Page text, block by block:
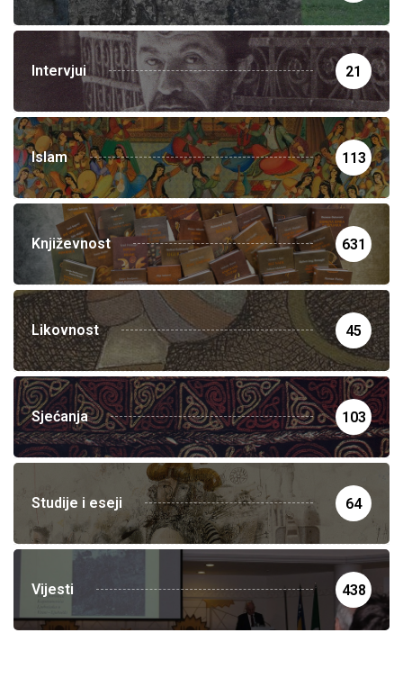
Intervjui 21
Islam 113
Književnost 631
Likovnost 45
Sjećanja 103
Studije i eseji 64
Vijesti 438